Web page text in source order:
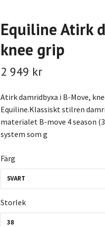
Equiline Atirk
knee grip
2 949 kr
Atirk damridbyxa i B-Move,
Equiline.Klassiskt stilren
materialet B-move 4 season
system som g
Färg
SVART
Storlek
38